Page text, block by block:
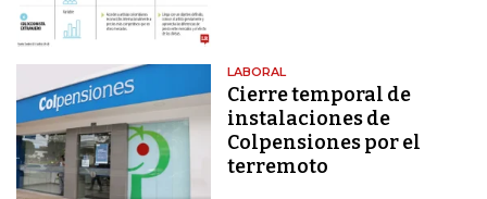
LABORAL
Cierre temporal de
instalaciones de
Colpensiones por el
terremoto